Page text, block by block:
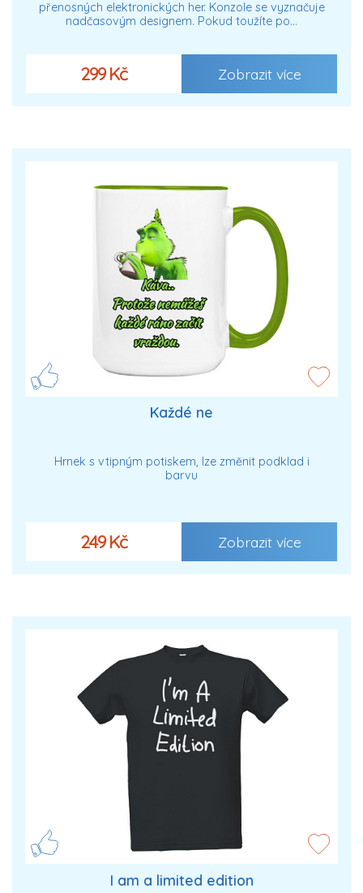
přenosných elektronických her. Konzole se vyznačuje
nadčasovým designem. Pokud toužíte po…
299 Kč Zobrazit více
Každé ne
Hrnek s vtipným potiskem, lze změnit podklad i
barvu
249 Kč Zobrazit více
I am a limited edition